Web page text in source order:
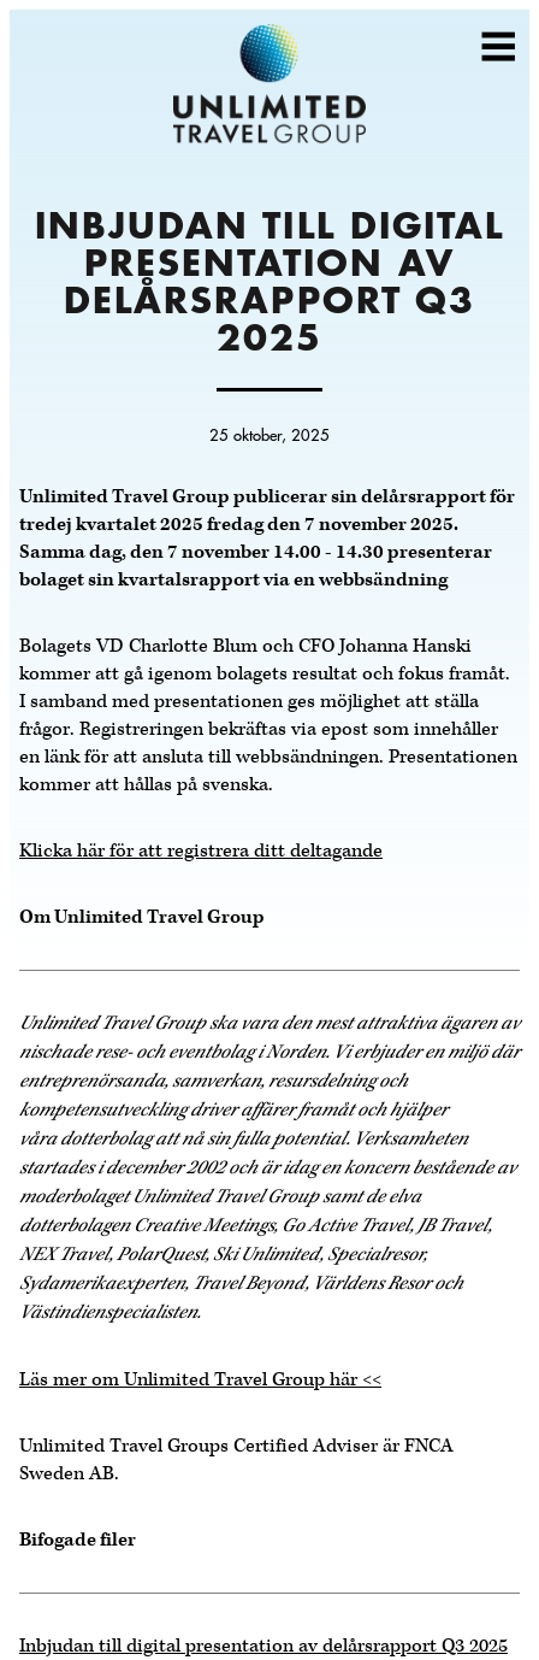
INBJUDAN TILL DIGITAL
PRESENTATION AV
DELÅRSRAPPORT Q3
2025
25 oktober, 2025
Unlimited Travel Group publicerar sin delårsrapport för
tredej kvartalet 2025 fredag den 7 november 2025.
Samma dag, den 7 november 14.00 - 14.30 presenterar
bolaget sin kvartalsrapport via en webbsändning
Bolagets VD Charlotte Blum och CFO Johanna Hanski
kommer att gå igenom bolagets resultat och fokus framåt.
I samband med presentationen ges möjlighet att ställa
frågor. Registreringen bekräftas via epost som innehåller
en länk för att ansluta till webbsändningen. Presentationen
kommer att hållas på svenska.
Klicka här för att registrera ditt deltagande
Om Unlimited Travel Group
Unlimited Travel Group ska vara den mest attraktiva ägaren av
nischade rese- och eventbolag i Norden. Vi erbjuder en miljö där
entreprenörsanda, samverkan, resursdelning och
kompetensutveckling driver affärer framåt och hjälper
våra dotterbolag att nå sin fulla potential. Verksamheten
startades i december 2002 och är idag en koncern bestående av
moderbolaget Unlimited Travel Group samt de elva
dotterbolagen Creative Meetings, Go Active Travel, JB Travel,
NEX Travel, PolarQuest, Ski Unlimited, Specialresor,
Sydamerikaexperten, Travel Beyond, Världens Resor och
Västindienspecialisten.
Läs mer om Unlimited Travel Group här <<
Unlimited Travel Groups Certified Adviser är FNCA
Sweden AB.
Bifogade filer
Inbjudan till digital presentation av delårsrapport Q3 2025